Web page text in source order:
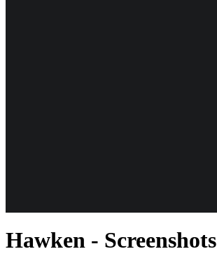
Hawken - Screenshots